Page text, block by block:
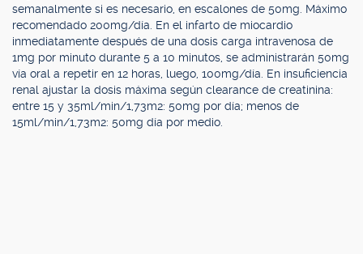
semanalmente si es necesario, en escalones de 50mg. Máximo
recomendado 200mg/día. En el infarto de miocardio
inmediatamente después de una dosis carga intravenosa de
1mg por minuto durante 5 a 10 minutos, se administrarán 50mg
vía oral a repetir en 12 horas, luego, 100mg/día. En insuficiencia
renal ajustar la dosis máxima según clearance de creatinina:
entre 15 y 35ml/min/1,73m2: 50mg por día; menos de
15ml/min/1,73m2: 50mg día por medio.